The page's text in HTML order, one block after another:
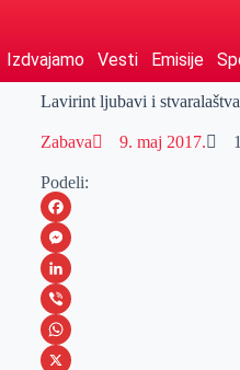
Izdvajamo Vesti Emisije
Lavirint ljubavi i stvaralaštva
Zabava 9. maj 2017.
Podeli:
F
a
c
e
b
M
e
s
s
L
i
n
V
iW